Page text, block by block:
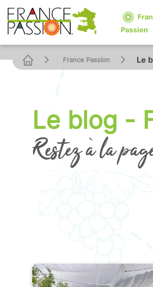
Passion
France Passion Le
Le blog -
Restez à la